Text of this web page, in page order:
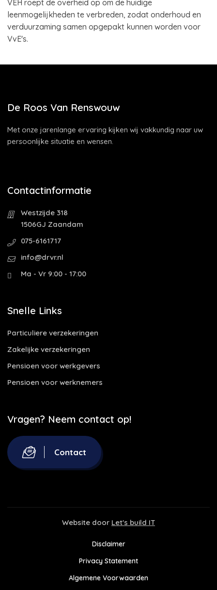
VEH roept de overheid op om de huidige
leenmogelijkheden te verbreden, zodat onderhoud en
verduurzaming samen opgepakt kunnen worden voor
VvE's.
De Roos Van Renswouw
Met onze jarenlange ervaring kijken wij vakkundig naar uw
persoonlijke situatie en wensen.
Contactinformatie
Westzijde 318
1506GJ Zaandam
075-6161717
info@drvr.nl
Ma - Vr 9:00 - 17:00
Snelle Links
Particuliere verzekeringen
Zakelijke verzekeringen
Pensioen voor werkgevers
Pensioen voor werknemers
Vragen? Neem contact op!
Contact
Website door Let's build IT
Disclaimer
Privacy Statement
Algemene Voorwaarden